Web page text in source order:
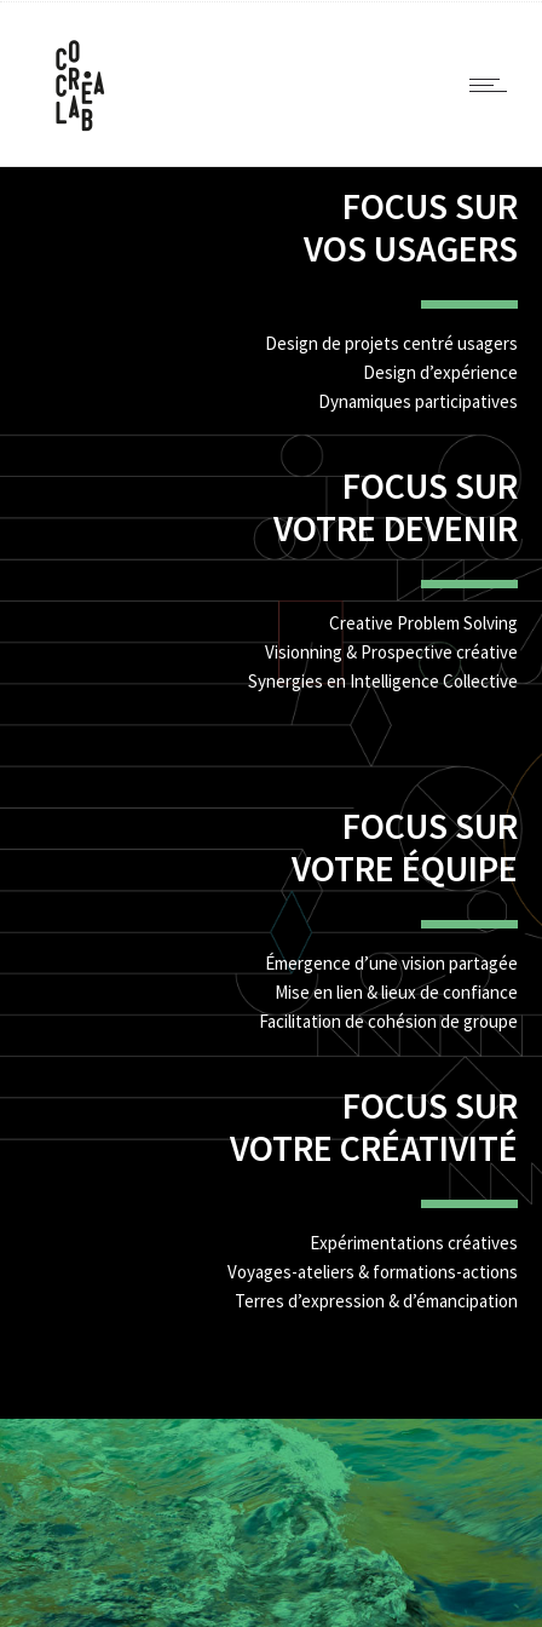
FOCUS SUR
VOS USAGERS
Design de projets centré usagers
Design d’expérience
Dynamiques participatives
FOCUS SUR
VOTRE DEVENIR
Creative Problem Solving
Visionning & Prospective créative
Synergies en Intelligence Collective
FOCUS SUR
VOTRE ÉQUIPE
Émergence d’une vision partagée
Mise en lien & lieux de confiance
Facilitation de cohésion de groupe
FOCUS SUR
VOTRE CRÉATIVITÉ
Expérimentations créatives
Voyages-ateliers & formations-actions
Terres d’expression & d’émancipation